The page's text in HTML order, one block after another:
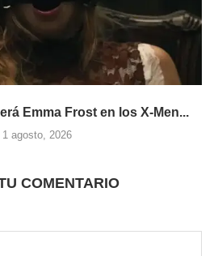
Emma Frost en los X-Men...
1 agosto, 2026
COMENTARIO